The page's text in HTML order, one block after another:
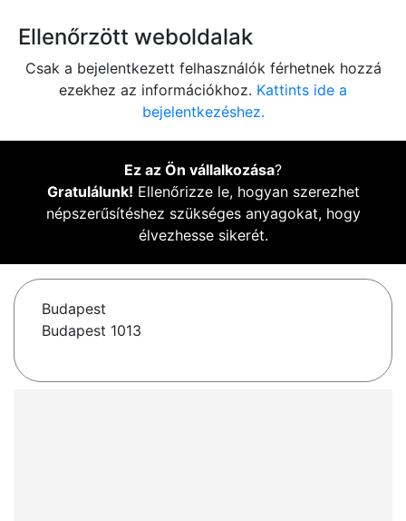
Ellenőrzött weboldalak
Csak a bejelentkezett felhasználók férhetnek hozzá
ezekhez az információkhoz. Kattints ide a
bejelentkezéshez.
Ez az Ön vállalkozása?
Gratulálunk! Ellenőrizze le, hogyan szerezhet
népszerűsítéshez szükséges anyagokat, hogy
élvezhesse sikerét.
Budapest
Budapest 1013